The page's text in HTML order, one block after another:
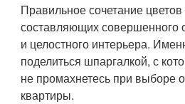
Правильное сочетание
составляющих совершенного
и целостного интерьера.
поделиться шпаргалкой, с
не промахнетесь при выборе
квартиры.